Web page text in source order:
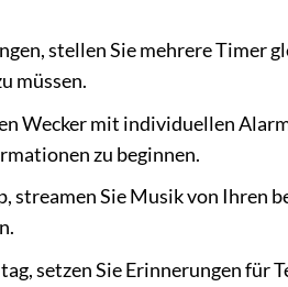
stellen Sie mehrere Timer
müssen.
Wecker mit individuellen
zu beginnen.
Sie Musik von Ihren
setzen Sie Erinnerungen für